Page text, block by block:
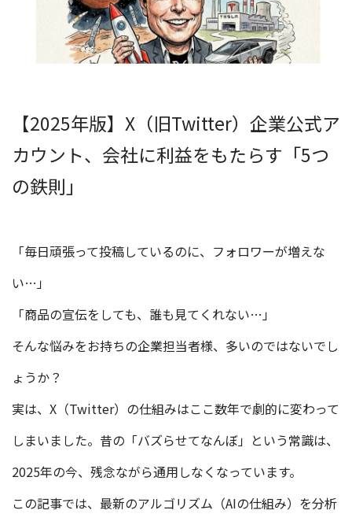
【2025年版】X（旧Twitter）企業公式ア
カウント、会社に利益をもたらす「5つ
の鉄則」
「毎日頑張って投稿しているのに、フォロワーが増えな
い…」
「商品の宣伝をしても、誰も見てくれない…」
そんな悩みをお持ちの企業担当者様、多いのではないでし
ょうか？
実は、X（Twitter）の仕組みはここ数年で劇的に変わって
しまいました。昔の「バズらせてなんぼ」という常識は、
2025年の今、残念ながら通用しなくなっています。
この記事では、最新のアルゴリズム（AIの仕組み）を分析